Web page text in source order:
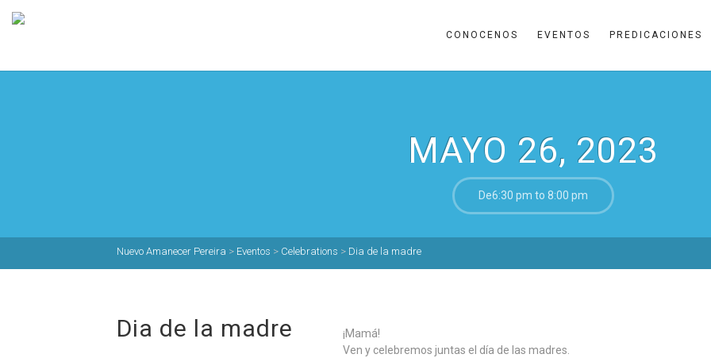
CONOCENOS EVENTOS PREDICACIONES
MAYO 26, 2023
De6:30 pm to 8:00 pm
Nuevo Amanecer Pereira > Eventos > Celebrations > Dia de la madre
Dia de la madre
¡Mamá!
Ven y celebremos juntas el día de las madres.